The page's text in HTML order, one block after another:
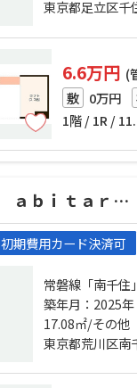
東京都足立区千
6.6万円 (
敷 0万円
1階 / 1R /
ｃｏｍｏｄｏ ａｂｉｔａｒｅ（コモドアビターレ）
初期費用カード決済可
常磐線「南千住」
線「千住大橋」駅 徒
線「南千住」駅
築年月：2025年
17.08㎡/その他
東京都荒川区南